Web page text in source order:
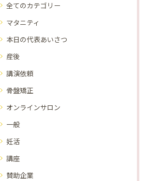
全てのカテゴリー
マタニティ
本日の代表あいさつ
産後
講演依頼
骨盤矯正
オンラインサロン
一般
妊活
講座
賛助企業